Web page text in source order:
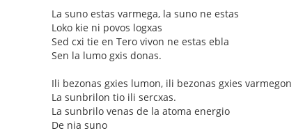
La suno estas varmega, la suno ne estas
Loko kie ni povos logxas
Sed cxi tie en Tero vivon ne estas ebla
Sen la lumo gxis donas.
Ili bezonas gxies lumon, ili bezonas gxies varmegon
La sunbrilon tio ili sercxas.
La sunbrilo venas de la atoma energio
De nia suno